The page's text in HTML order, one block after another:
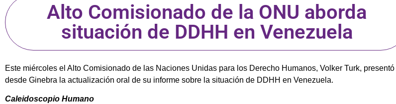
Alto Comisionado de la ONU aborda
situación de DDHH en Venezuela
Este miércoles el Alto Comisionado de las Naciones Unidas para los Derecho Humanos, Volker Turk, presentó
desde Ginebra la actualización oral de su informe sobre la situación de DDHH en Venezuela.
Caleidoscopio Humano